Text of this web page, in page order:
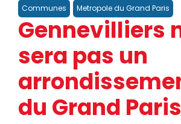
Communes Metropole du Grand Paris
Gennevilliers
sera pas un
du Grand Paris